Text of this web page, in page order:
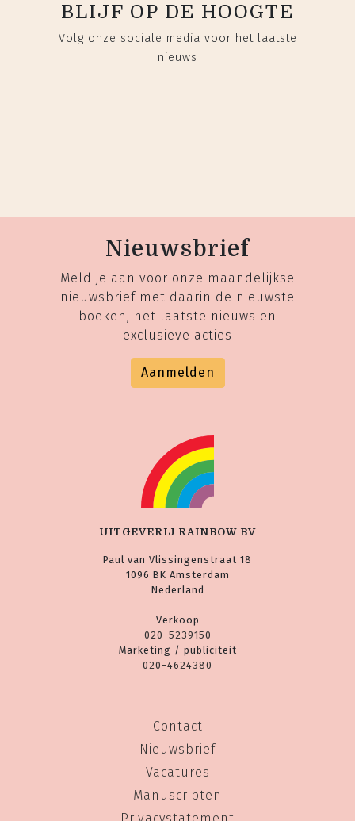
BLIJF OP DE HOOGTE
Volg onze sociale media voor het laatste
nieuws
Nieuwsbrief
Meld je aan voor onze maandelijkse
nieuwsbrief met daarin de nieuwste
boeken, het laatste nieuws en
exclusieve acties
Aanmelden
UITGEVERIJ RAINBOW BV
Paul van Vlissingenstraat 18
1096 BK Amsterdam
Nederland
Verkoop
020-5239150
Marketing / publiciteit
020-4624380
Contact
Nieuwsbrief
Vacatures
Manuscripten